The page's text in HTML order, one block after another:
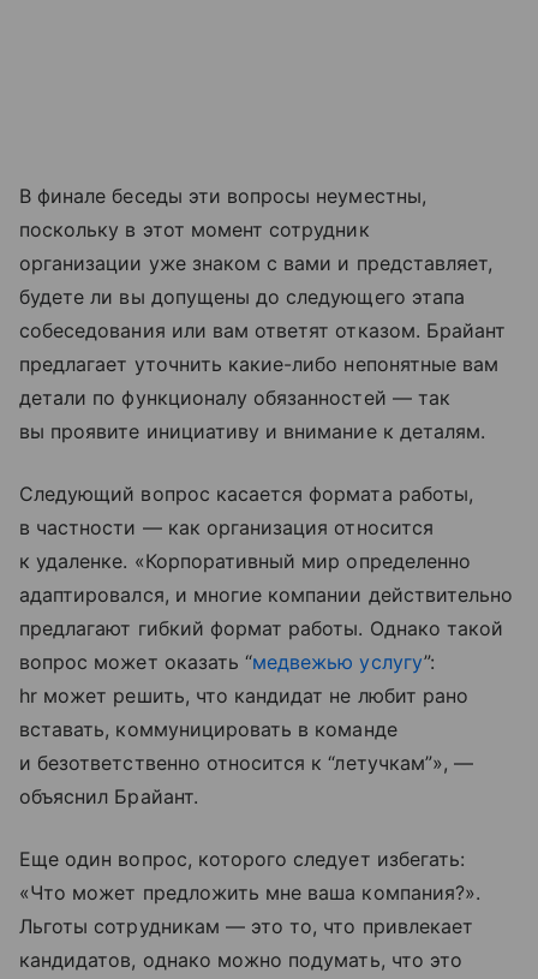
В финале беседы эти вопросы неуместны,
поскольку в этот момент сотрудник
организации уже знаком с вами и представляет,
будете ли вы допущены до следующего этапа
собеседования или вам ответят отказом. Брайант
предлагает уточнить какие-либо непонятные вам
детали по функционалу обязанностей — так
вы проявите инициативу и внимание к деталям.
Следующий вопрос касается формата работы,
в частности — как организация относится
к удаленке. «Корпоративный мир определенно
адаптировался, и многие компании действительно
предлагают гибкий формат работы. Однако такой
вопрос может оказать “медвежью услугу”:
hr может решить, что кандидат не любит рано
вставать, коммуницировать в команде
и безответственно относится к “летучкам”», —
объяснил Брайант.
Еще один вопрос, которого следует избегать:
«Что может предложить мне ваша компания?».
Льготы сотрудникам — это то, что привлекает
кандидатов, однако можно подумать, что это